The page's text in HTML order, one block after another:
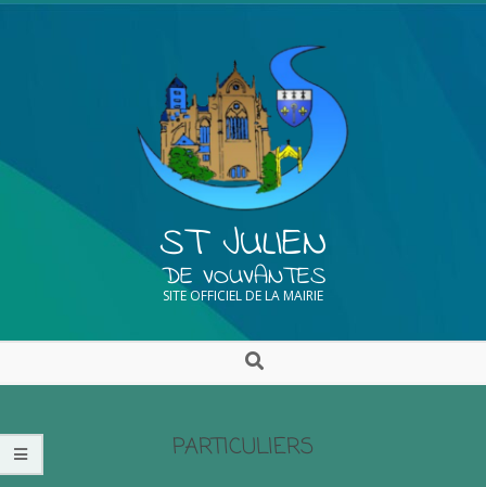
ST JULIEN
DE VOUVANTES
SITE OFFICIEL DE LA MAIRIE
PARTICULIERS